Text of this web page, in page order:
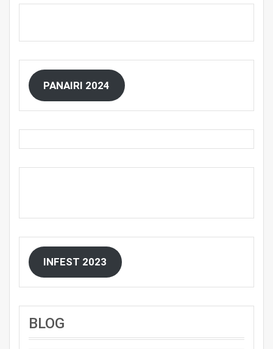
PANAIRI 2024
INFEST 2023
BLOG